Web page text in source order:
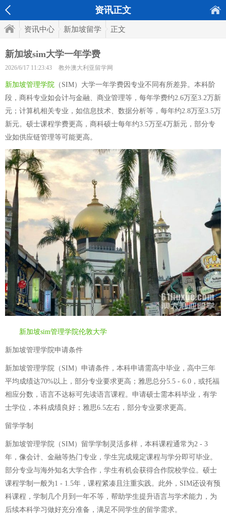
资讯正文
资讯中心 新加坡留学 正文
新加坡sim大学一年学费
2026/6/17 11:23:43 教外澳大利亚留学网
新加坡管理学院 （SIM）大学一年学费因专业不同有所差异。本科阶
段，商科专业如会计与金融、商业管理等，每年学费约2.6万至3.2万新
元；计算机相关专业，如信息技术、数据分析等，每年约2.8万至3.5万
新元。硕士课程学费更高，商科硕士每年约3.5万至4万新元，部分专
业如供应链管理等可能更高。
新加坡sim管理学院伦敦大学
新加坡管理学院申请条件
新加坡管理学院（SIM）申请条件，本科申请需高中毕业，高中三年
平均成绩达70%以上，部分专业要求更高；雅思总分5.5 - 6.0，或托福
相应分数，语言不达标可先读语言课程。申请硕士需本科毕业，有学
士学位，本科成绩良好；雅思6.5左右，部分专业要求更高。
留学学制
新加坡管理学院（SIM）留学学制灵活多样，本科课程通常为2 - 3
年，像会计、金融等热门专业，学生完成规定课程与学分即可毕业。
部分专业与海外知名大学合作，学生有机会获得合作院校学位。硕士
课程学制一般为1 - 1.5年，课程紧凑且注重实践。此外，SIM还设有预
科课程，学制几个月到一年不等，帮助学生提升语言与学术能力，为
后续本科学习做好充分准备，满足不同学生的留学需求。